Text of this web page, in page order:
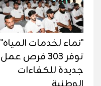
"نماء لخدمات المياه"
توفر 303 فرص عمل
جديدة للكفاءات